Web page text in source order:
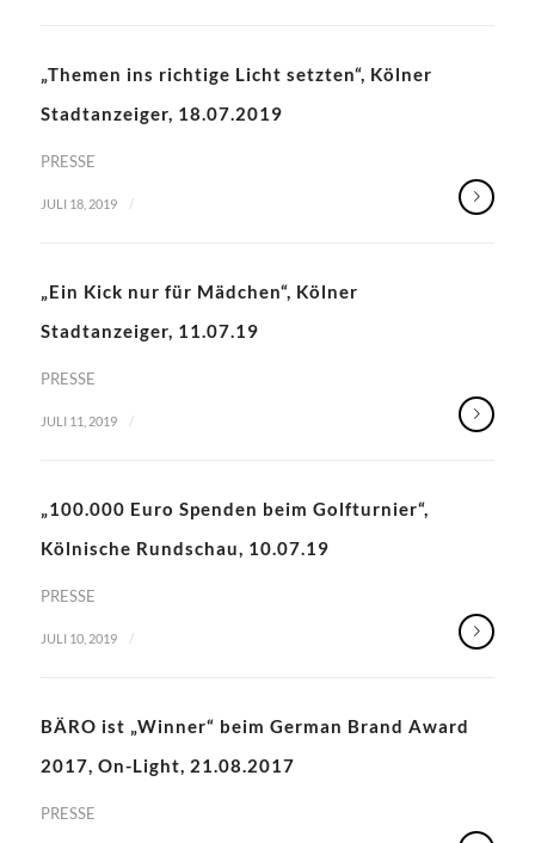
„Themen ins richtige Licht setzten“, Kölner
Stadtanzeiger, 18.07.2019
PRESSE
JULI 18, 2019 /
„Ein Kick nur für Mädchen“, Kölner
Stadtanzeiger, 11.07.19
PRESSE
JULI 11, 2019 /
„100.000 Euro Spenden beim Golfturnier“,
Kölnische Rundschau, 10.07.19
PRESSE
JULI 10, 2019 /
BÄRO ist „Winner“ beim German Brand Award
2017, On-Light, 21.08.2017
PRESSE